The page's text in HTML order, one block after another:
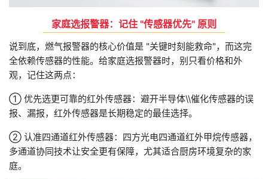
家庭选报警器：记住 "传感器优先" 原则
说到底，燃气报警器的核心价值是 "关键时刻能救命"，而这完
全依赖传感器的性能。给家庭选报警器时，别只看价格和外
观，记住这两点：
① 优先选更可靠的红外传感器：避开半导体\\催化传感器的误
报、漏报，红外传感器是长期稳定的最佳选择。
② 认准四通道红外传感器：四方光电四通道红外甲烷传感器，
多通道协同技术让安全更有保障，尤其适合厨房环境复杂的家
庭。